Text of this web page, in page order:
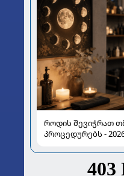
როდის შევიჭრათ
პროცედურებს -